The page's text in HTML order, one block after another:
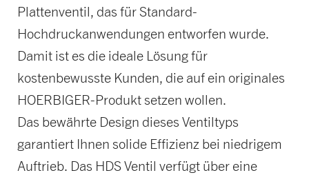
Plattenventil, das für Standard-
Hochdruckanwendungen entworfen wurde.
Damit ist es die ideale Lösung für
kostenbewusste Kunden, die auf ein originales
HOERBIGER-Produkt setzen wollen.
Das bewährte Design dieses Ventiltyps
garantiert Ihnen solide Effizienz bei niedrigem
Auftrieb. Das HDS Ventil verfügt über eine